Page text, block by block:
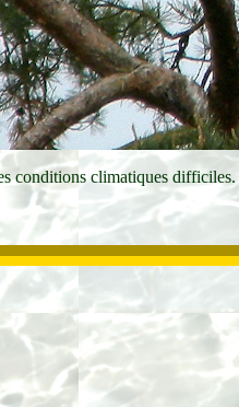
conditions climatiques